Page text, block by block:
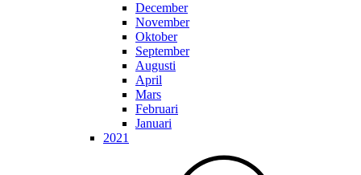
December
November
Oktober
September
Augusti
April
Mars
Februari
Januari
2021